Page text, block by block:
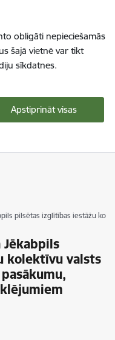
obligāti nepieciešamās
šajā vietnē var tikt
sīkdatnes.
Apstiprināt visas
pilsētas izglītības iestāžu
kolektīvu valsts